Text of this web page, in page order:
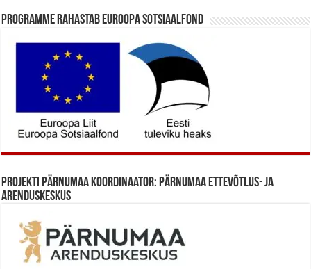
Programme rahastab Euroopa Sotsiaalfond
Projekti Pärnumaa koordinaator: Pärnumaa Ettevõtlus- ja
Arenduskeskus